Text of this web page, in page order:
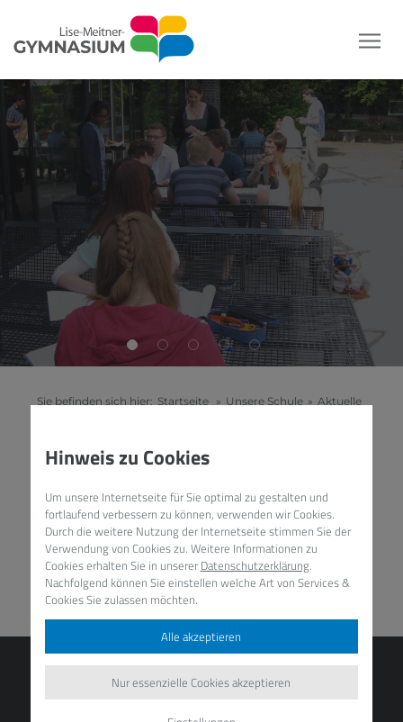
Sie befinden sich hier: Startseite » Unsere Schule » Aktuelle
/
MEHR ERFAHREN
Lise-Meitner-Gymnasium
Hinweis zu Cookies
Um unsere Internetseite für Sie optimal zu gestalten und
fortlaufend verbessern zu können, verwenden wir Cookies.
Durch die weitere Nutzung der Internetseite stimmen Sie der
Verwendung von Cookies zu. Weitere Informationen zu
Cookies erhalten Sie in unserer Datenschutzerklärung.
Nachfolgend können Sie einstellen welche Art von Services &
Cookies Sie zulassen möchten.
Alle akzeptieren
Nur essenzielle Cookies akzeptieren